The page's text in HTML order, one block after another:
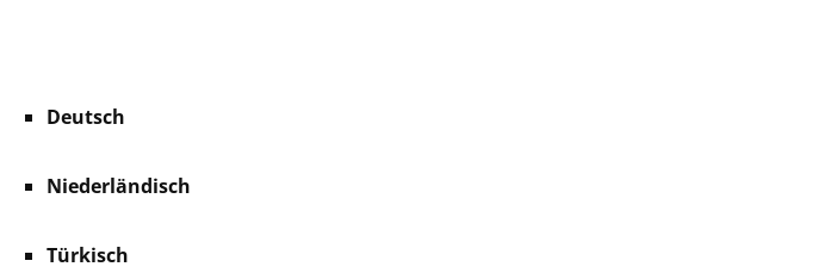
Deutsch
Niederländisch
Türkisch